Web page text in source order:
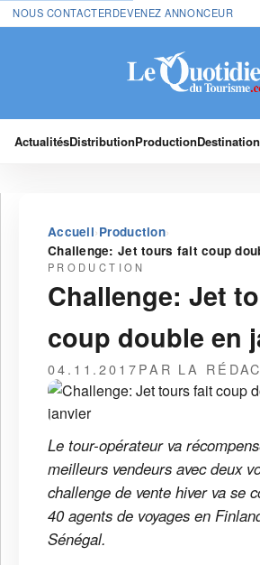
NOUS CONTACTERDEVENEZ ANNONCEUR
ActualitésDistributionProductionDestination
Accueil›Production›
Challenge: Jet tours fait coup
PRODUCTION
Challenge: Jet
coup double en
04.11.2017PAR LA
Le tour-opérateur va
meilleurs vendeurs avec deux
challenge de vente hiver va se
40 agents de voyages en
Sénégal.